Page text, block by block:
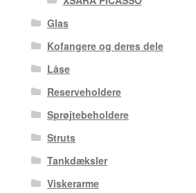
Glas
Kofangere og deres dele
Låse
Reserveholdere
Sprøjtebeholdere
Struts
Tankdæksler
Viskerarme